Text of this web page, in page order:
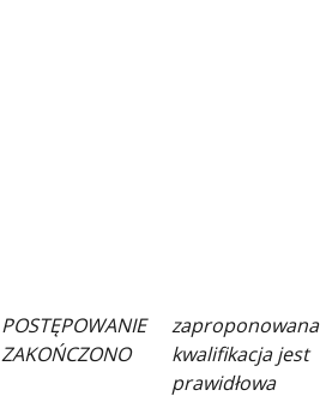
POSTĘPOWANIE
ZAKOŃCZONO
zaproponowana
kwalifikacja jest
prawidłowa